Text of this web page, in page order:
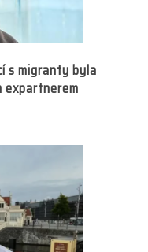
s migranty byla
expartnerem